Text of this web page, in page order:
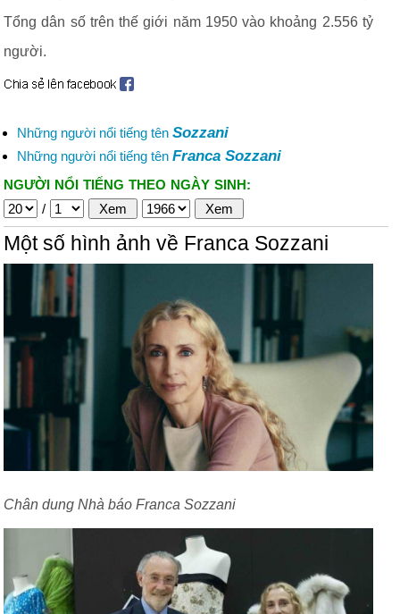
Tổng dân số trên thế giới năm 1950 vào khoảng 2.556 tỷ
người.
Những người nổi tiếng tên Sozzani
Những người nổi tiếng tên Franca Sozzani
NGƯỜI NỔI TIẾNG THEO NGÀY SINH:
/
Một số hình ảnh về Franca Sozzani
Chân dung Nhà báo Franca Sozzani